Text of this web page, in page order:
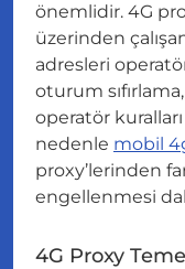
önemlidir. 4G
üzerinden
adresleri
oturum
operatör
nedenle mobil
proxy’lerinden
engellenmesi
4G Proxy